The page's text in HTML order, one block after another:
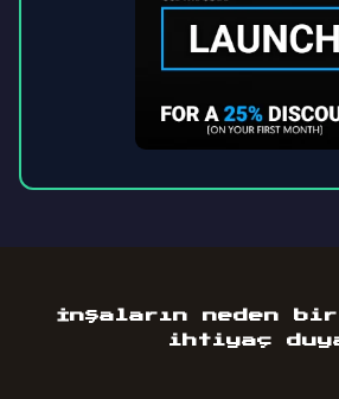
İnşaların neden bir
ihtiyaç